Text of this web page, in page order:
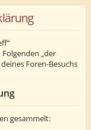
„der
Foren-Besuchs
gesammelt: